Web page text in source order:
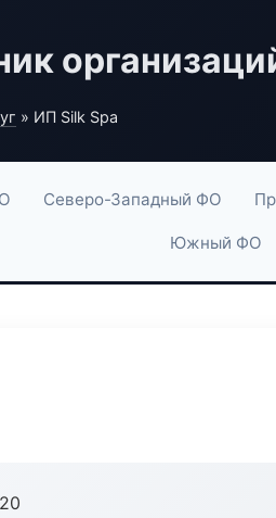
» ИП Silk Spa
Северо-Западный ФО
Южный ФО